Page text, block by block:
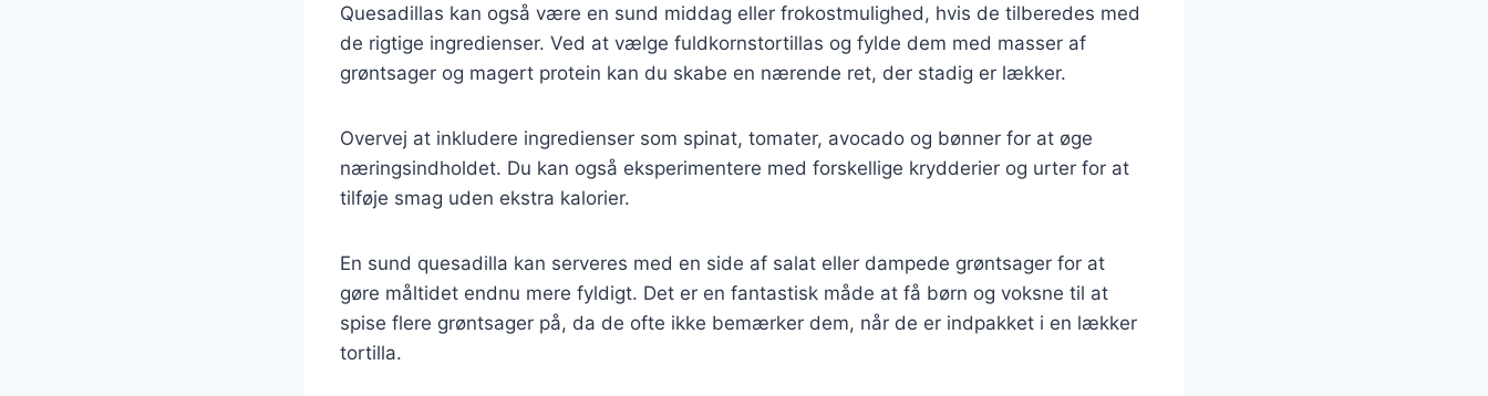
Quesadillas kan også være en sund middag eller frokostmulighed, hvis de tilberedes med
de rigtige ingredienser. Ved at vælge fuldkornstortillas og fylde dem med masser af
grøntsager og magert protein kan du skabe en nærende ret, der stadig er lækker.
Overvej at inkludere ingredienser som spinat, tomater, avocado og bønner for at øge
næringsindholdet. Du kan også eksperimentere med forskellige krydderier og urter for at
tilføje smag uden ekstra kalorier.
En sund quesadilla kan serveres med en side af salat eller dampede grøntsager for at
gøre måltidet endnu mere fyldigt. Det er en fantastisk måde at få børn og voksne til at
spise flere grøntsager på, da de ofte ikke bemærker dem, når de er indpakket i en lækker
tortilla.